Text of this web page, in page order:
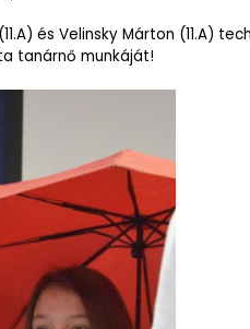
és Velinsky Márton (11.A)
tanárnő munkáját!